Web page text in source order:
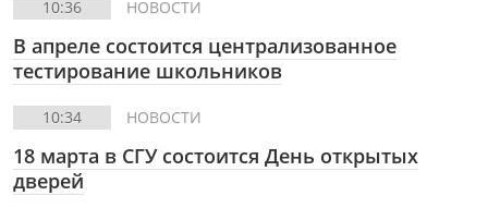
10:36 НОВОСТИ
В апреле состоится централизованное
тестирование школьников
10:34 НОВОСТИ
18 марта в СГУ состоится День открытых
дверей